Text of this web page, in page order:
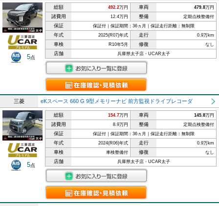
5点
総額 492.2万円 車両 479.8万円
諸費用 12.4万円 整備 定期点検整備付
保証 保証付｜保証期間：36ヵ月｜保証走行距離：無制限
年式 2025(R07)年式 走行 0.9万km
車検 R10年5月 修復 なし
店舗 兵庫県太子店・UCAR太子
三菱 eKスペース 660 G 9型メモリーナビ 前方監視ドライブレコーダ
5点
総額 154.7万円 車両 145.8万円
諸費用 8.9万円 整備 定期点検整備付
保証 保証付｜保証期間：36ヵ月｜保証走行距離：無制限
年式 2024(R06)年式 走行 0.9万km
車検 車検整備付 修復 なし
店舗 兵庫県太子店・UCAR太子